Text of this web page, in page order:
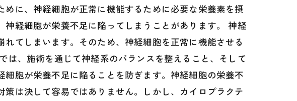
に、神経細胞が正常に機能するために必要な栄養素を摂
経細胞が栄養不足に陥ってしまうことがあります。 神経
てしまいます。そのため、神経細胞を正常に機能させる
、施術を通じて神経系のバランスを整えること、そして
胞が栄養不足に陥ることを防ぎます。神経細胞の栄養不
は決して容易ではありません。しかし、カイロプラクテ